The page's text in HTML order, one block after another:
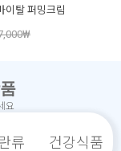
이탈 퍼밍크림
₩
요
류 건강식품